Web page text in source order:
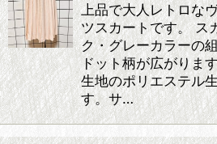
上品で大人レトロな
ツスカートです。 ス
ク・グレーカラーの
ドット柄が広がりま
生地のポリエステル
す。サ…